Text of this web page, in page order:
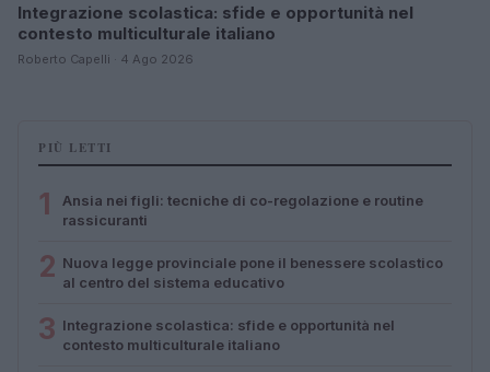
Integrazione scolastica: sfide e opportunità nel
contesto multiculturale italiano
Roberto Capelli · 4 Ago 2026
PIÙ LETTI
1
Ansia nei figli: tecniche di co-regolazione e routine
rassicuranti
2 Nuova legge provinciale pone il benessere scolastico
al centro del sistema educativo
3 Integrazione scolastica: sfide e opportunità nel
contesto multiculturale italiano